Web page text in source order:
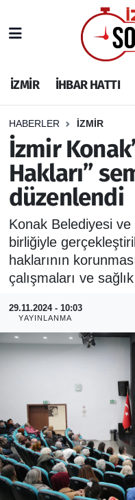
İZMİR İHBAR HATTI
HABERLER İZMİR
İzmir
Hakları”
düzenlendi
Konak Belediyesi
birliğiyle
haklarının
çalışmaları ve
29.11.2024 - 10:03
YAYINLANMA
İHBAR HATTI
DEPREM
GENEL
EKONOMİ
SİYASET
SPOR
RESMİ REKLAM
İzmir Nöbetçi
İzmir Hava
İzmir Namaz
İzmir Trafik
Puan Durumu ve
Tüm Manşetler
Son Dakika